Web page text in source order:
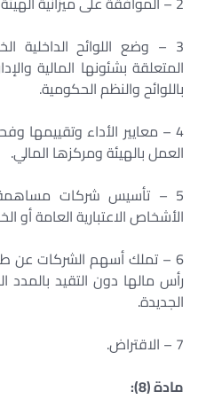
3 – وضع اللوائح الداخلية
المتعلقة بشئونها المالية
باللوائح والنظم الحكومية.
4 – معايير الأداء وتقييمها
العمل بالهيئة ومركزها المالي.
5 – تأسيس شركات
الأشخاص الاعتبارية العامة أو
6 – تملك أسهم الشركات عن
رأس مالها دون التقيد بالمدد
الجديدة.
7 – الاقتراض.
مادة (8):